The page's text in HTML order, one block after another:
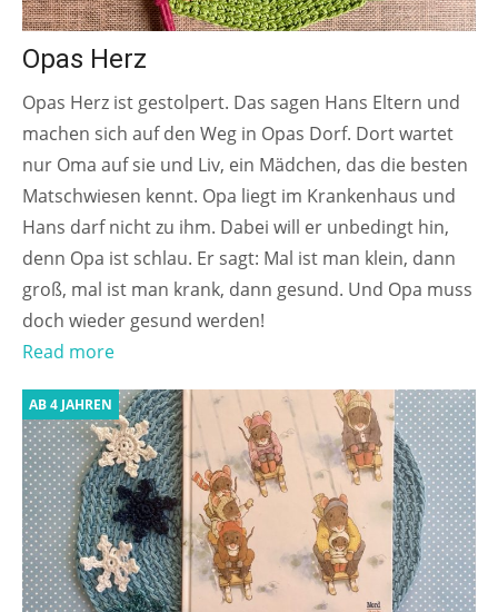
Opas Herz
Opas Herz ist gestolpert. Das sagen Hans Eltern und
machen sich auf den Weg in Opas Dorf. Dort wartet
nur Oma auf sie und Liv, ein Mädchen, das die besten
Matschwiesen kennt. Opa liegt im Krankenhaus und
Hans darf nicht zu ihm. Dabei will er unbedingt hin,
denn Opa ist schlau. Er sagt: Mal ist man klein, dann
groß, mal ist man krank, dann gesund. Und Opa muss
doch wieder gesund werden!
Read more
AB 4 JAHREN